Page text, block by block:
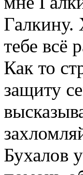
Галкину.
тебе всё
Как то
защиту
Бухалов